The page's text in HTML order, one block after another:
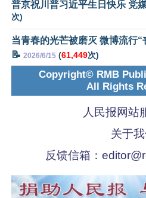
普京祝川普习近平生日快乐 党
次)
当青春的光芒被磨灭 微博流行“
📝 2026/6/15 (61,449次)
Copyright© RMB
All Rights
人民报网站
关于
反馈信箱：